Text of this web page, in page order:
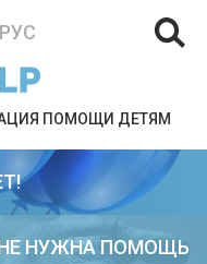
РУС
ПОМОЩИ ДЕТЯМ
НУЖНА ПОМОЩЬ